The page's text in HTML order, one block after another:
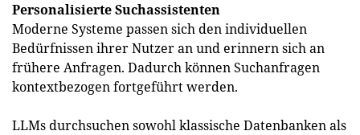
Personalisierte Suchassistenten
Moderne Systeme passen sich den individuellen
Bedürfnissen ihrer Nutzer an und erinnern sich an
frühere Anfragen. Dadurch können Suchanfragen
kontextbezogen fortgeführt werden.
LLMs durchsuchen sowohl klassische Datenbanken als